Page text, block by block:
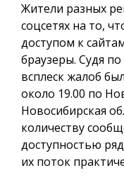
Жители разных
соцсетях на то,
доступом к
браузеры. Судя
всплеск жалоб
около 19.00 по
Новосибирская
количеству
доступностью
их поток